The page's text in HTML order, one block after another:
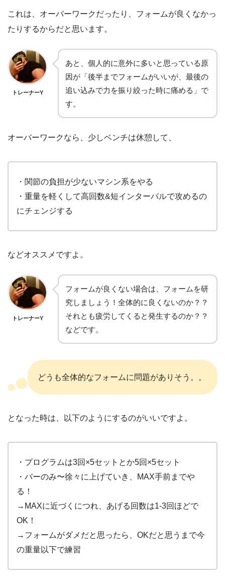
これは、オーバーワークだったり、フォームが良くなかっ
たりするからだと思います。
トレーナーY
あと、個人的に意外に多いと思っている原
因が「後半までフォームがいいが、最後の
追い込みで力を振り絞った時に痛める」で
す。
オーバーワークなら、少しベンチは休憩して、
・関節の負担が少ないマシン系をやる
・重量を軽くして高回数&短インターバルで攻めるの
にチェンジする
などオススメですよ。
トレーナーY
フォームが良くない場合は、フォームを研
究しましょう！全体的に良くないのか？？
それとも疲労してくると発生するのか？？
などです。
どうも全体的なフォームに問題がありそう。。
となった時は、以下のようにするのがいいですよ。
・プログラムは3回×5セットとか5回×5セット
・バーのみ〜徐々に上げていき、MAX手前までや
る！
→MAXに近づくにつれ、あげる回数は1-3回ほどで
OK！
→フォームがダメだと思ったら、OKだと思うまで今
の重量以下で練習